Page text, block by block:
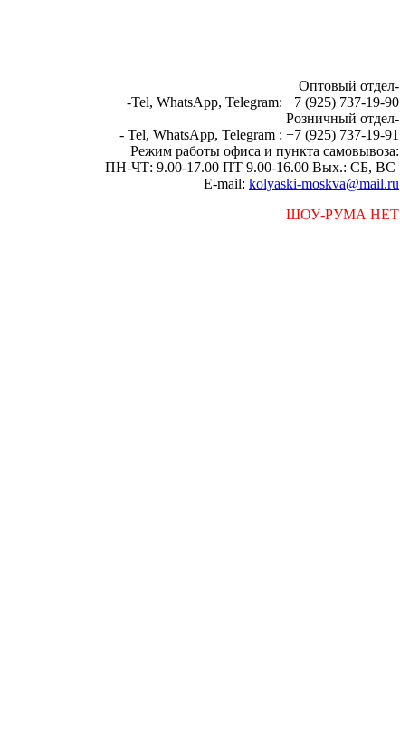
Оптовый отдел-
-Tel, WhatsApp, Telegram: +7 (925) 737-19-90
Розничный отдел-
- Tel, WhatsApp, Telegram : +7 (925) 737-19-91
Режим работы офиса и пункта самовывоза:
ПН-ЧТ: 9.00-17.00 ПТ 9.00-16.00 Вых.: СБ, ВС
E-mail: kolyaski-moskva@mail.ru
ШОУ-РУМА НЕТ